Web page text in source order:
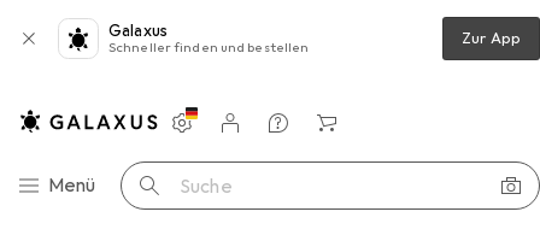
Galaxus
Schneller finden und bestellen Zur App
Navigation nach Kategorien
Menü Suche
Einstellungen
Kundenkonto
Vergleichslisten
Merklisten
Warenkorb